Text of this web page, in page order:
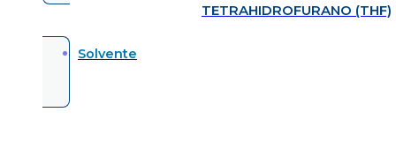
TETRAHIDROFURANO (THF)
Solvente